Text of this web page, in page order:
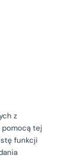
z
pomocą tej
funkcji